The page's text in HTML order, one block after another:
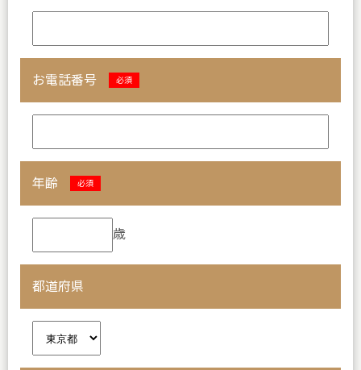
お電話番号 必須
年齢 必須
歳
都道府県